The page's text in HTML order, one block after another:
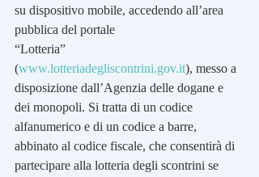
su dispositivo mobile, accedendo all’area
pubblica del portale
“Lotteria”
(www.lotteriadegliscontrini.gov.it), messo a
disposizione dall’Agenzia delle dogane e
dei monopoli. Si tratta di un codice
alfanumerico e di un codice a barre,
abbinato al codice fiscale, che consentirà di
partecipare alla lotteria degli scontrini se